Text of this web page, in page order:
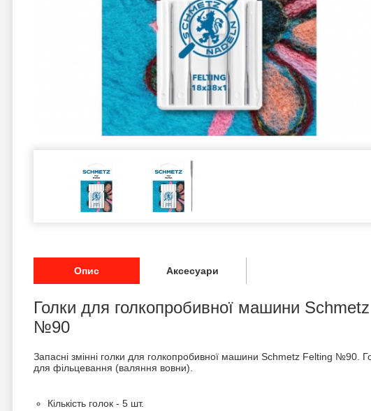
Опис Аксесуари
Голки для голкопробивної машини
№90
Запасні змінні голки для голкопробивної машини Schmetz Felting №90.
для фільцевання (валяння вовни).
Кількість голок - 5 шт.